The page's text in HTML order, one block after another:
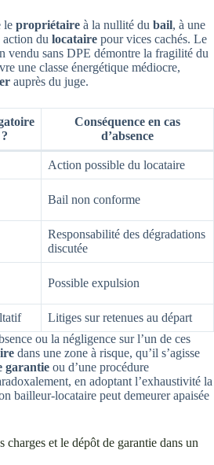
le propriétaire à la nullité du bail, à une
action du locataire pour vices cachés. Le
vendu sans DPE démontre la fragilité du
une classe énergétique médiocre,
auprès du juge.
?
Conséquence en cas
d’absence
Action possible du locataire
Bail non conforme
Responsabilité des dégradations
discutée
Possible expulsion
Litiges sur retenues au départ
ou la négligence sur l’un de ces
dans une zone à risque, qu’il s’agisse
garantie ou d’une procédure
en adoptant l’exhaustivité la
bailleur-locataire peut demeurer apaisée
et le dépôt de garantie dans un